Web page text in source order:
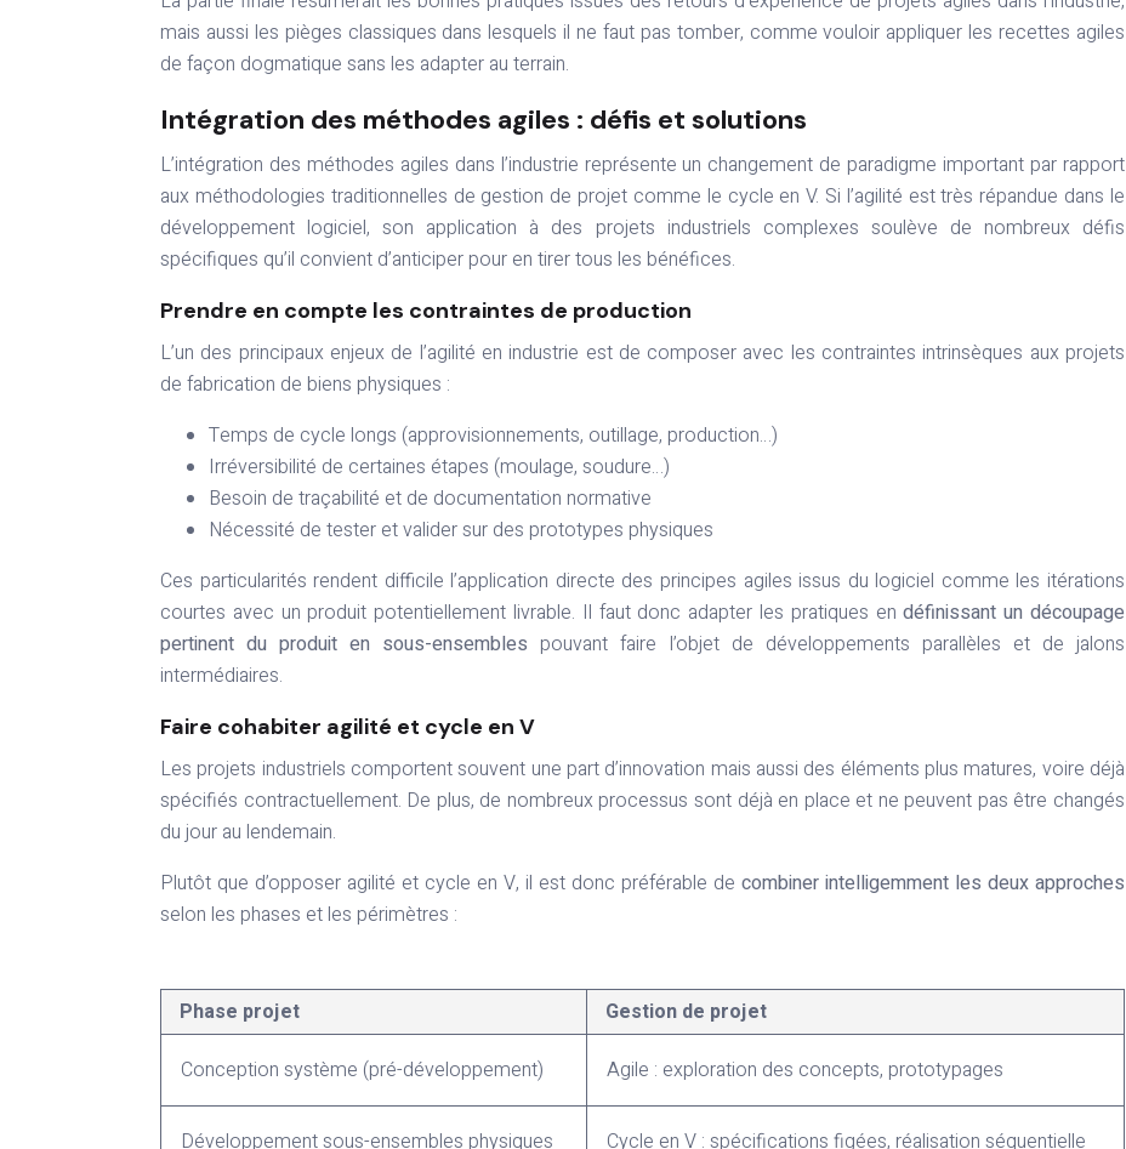
mais aussi les pièges classiques dans lesquels il ne faut pas tomber, comme vouloir appliquer les recettes agiles
de façon dogmatique sans les adapter au terrain.
Intégration des méthodes agiles : défis et solutions
L’intégration des méthodes agiles dans l’industrie représente un changement de paradigme important par rapport
aux méthodologies traditionnelles de gestion de projet comme le cycle en V. Si l’agilité est très répandue dans le
développement logiciel, son application à des projets industriels complexes soulève de nombreux défis
spécifiques qu’il convient d’anticiper pour en tirer tous les bénéfices.
Prendre en compte les contraintes de production
L’un des principaux enjeux de l’agilité en industrie est de composer avec les contraintes intrinsèques aux projets
de fabrication de biens physiques :
Temps de cycle longs (approvisionnements, outillage, production…)
Irréversibilité de certaines étapes (moulage, soudure…)
Besoin de traçabilité et de documentation normative
Nécessité de tester et valider sur des prototypes physiques
Ces particularités rendent difficile l’application directe des principes agiles issus du logiciel comme les itérations
courtes avec un produit potentiellement livrable. Il faut donc adapter les pratiques endéfinissant un découpage
pertinent du produit en sous-ensembles pouvant faire l’objet de développements parallèles et de jalons
intermédiaires.
Faire cohabiter agilité et cycle en V
Les projets industriels comportent souvent une part d’innovation mais aussi des éléments plus matures, voire déjà
spécifiés contractuellement. De plus, de nombreux processus sont déjà en place et ne peuvent pas être changés
du jour au lendemain.
Plutôt que d’opposer agilité et cycle en V, il est donc préférable de combiner intelligemment les deux approches
selon les phases et les périmètres :
Phase projet
Gestion de projet
Conception système (pré-développement)
Agile : exploration des concepts, prototypages
Développement sous-ensembles physiques Cycle en V : spécifications figées, réalisation séquentielle